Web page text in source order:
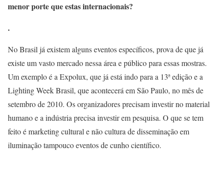
menor porte que estas internacionais?
.
No Brasil já existem alguns eventos específicos, prova de que já
existe um vasto mercado nessa área e público para essas mostras.
Um exemplo é a Expolux, que já está indo para a 13ª edição e a
Lighting Week Brasil, que acontecerá em São Paulo, no mês de
setembro de 2010. Os organizadores precisam investir no material
humano e a indústria precisa investir em pesquisa. O que se tem
feito é marketing cultural e não cultura de disseminação em
iluminação tampouco eventos de cunho científico.